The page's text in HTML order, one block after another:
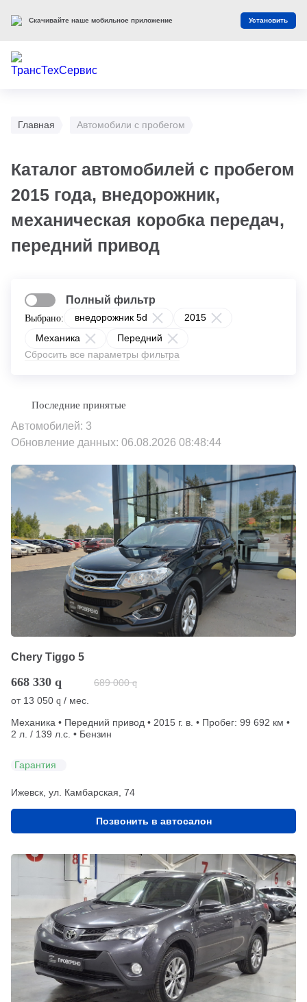
Главная Автомобили с пробегом
Каталог автомобилей с пробегом
2015 года, внедорожник,
механическая коробка передач,
передний привод
Выбрано: внедорожник 5d
2015
Механика
Передний
Сбросить все параметры фильтра
Полный фильтр
Автомобилей: 3
Обновление данных: 06.08.2026 08:48:44
Chery Tiggo 5
668 330 q 689 000 q
от 13 050 q / мес.
Механика • Передний привод • 2015 г. в. • Пробег: 99 692 км •
2 л. / 139 л.с. • Бензин
Гарантия
Ижевск, ул. Камбарская, 74
Позвонить в автосалон
Скачивайте наше мобильное приложение Установить